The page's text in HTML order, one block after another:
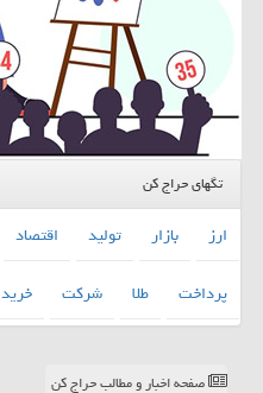
تگهای حراج کن
ارز بازار تولید اقتصاد
پرداخت
طلا شركت خرید
صفحه اخبار و مطالب حراج کن